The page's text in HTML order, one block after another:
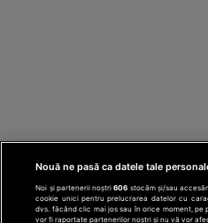
Nouă ne pasă ca datele tale
Noi și partenerii noștri606 stocăm și/sau
cookie unici pentru prelucrarea datelor cu
dvs. făcând clic mai jos sau în orice moment,
vor fi raportate partenerilor noștri și nu vă vor